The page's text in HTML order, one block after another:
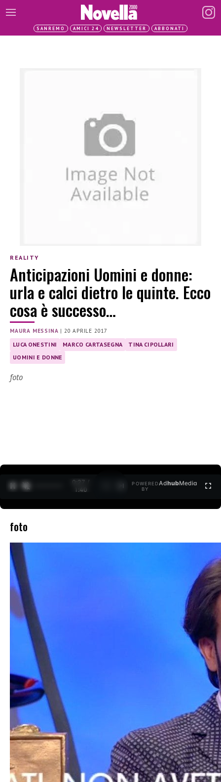
SANREMO AMICI 24 NEWSLETTER ABBONATI
REALITY
Anticipazioni Uomini e donne:
urla e calci dietro le quinte. Ecco
cosa è successo…
MAURA MESSINA | 20 APRILE 2017
LUCA ONESTINI MARCO CARTASEGNA
TINA CIPOLLARI
UOMINI E DONNE
foto
0:27 /
1:40
POWERED
BY
AdhubMedia
foto